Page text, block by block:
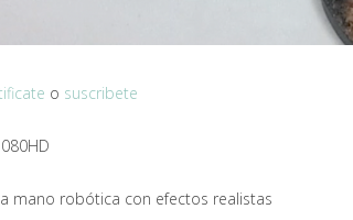
o suscribete
mano robótica con efectos realistas